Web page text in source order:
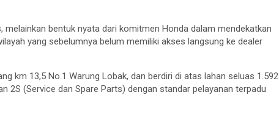
bentuk nyata dari komitmen Honda dalam mendekatkan
yang sebelumnya belum memiliki akses langsung ke dealer
km 13,5 No.1 Warung Lobak, dan berdiri di atas lahan seluas 1.592
2S (Service dan Spare Parts) dengan standar pelayanan terpadu